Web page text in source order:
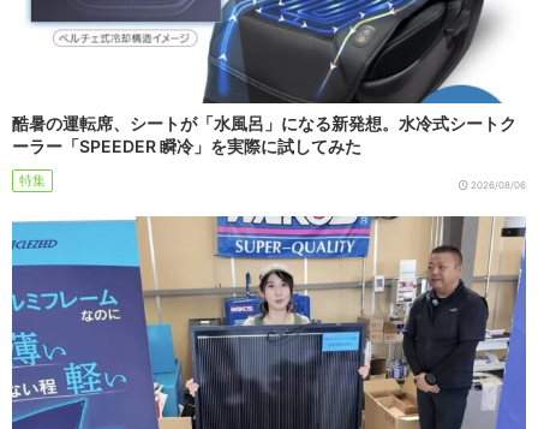
酷暑の運転席、シートが「水風呂」になる新発想。水冷式シートク
ーラー「SPEEDER 瞬冷」を実際に試してみた
特集 2026/08/06